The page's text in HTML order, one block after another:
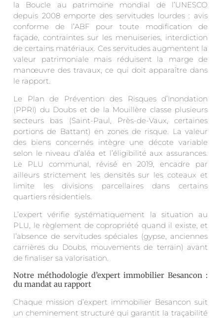
la Boucle au patrimoine mondial de l’UNESCO
depuis 2008 emporte des servitudes lourdes : avis
conforme de l’ABF pour toute modification de
façade, contraintes sur les menuiseries, interdiction
de certains matériaux. Ces servitudes augmentent la
valeur patrimoniale mais réduisent la marge de
manœuvre des travaux, ce qui doit apparaître dans
le rapport.
Le Plan de Prévention des Risques d’Inondation
(PPRI) du Doubs et de la Mouillère classe plusieurs
secteurs bas (Saint-Paul, Près-de-Vaux, certaines
portions de Battant) en zones de risque. La valeur
des biens concernés intègre une décote variable
selon le niveau d’aléa et l’éligibilité aux assurances.
Le PLU communal, révisé en 2019, encadre par
ailleurs strictement les densités sur les coteaux et
limite les divisions parcellaires dans certains
quartiers résidentiels.
L’expert vérifie systématiquement la situation au
PLU, le règlement de copropriété quand il existe, et
l’absence de servitudes spéciales (gypse, anciennes
carrières du Doubs, mouvements de terrain) avant
de finaliser sa valorisation.
Notre méthodologie d’expert immobilier Besancon :
du mandat au rapport
Chaque mission d’expert immobilier Besancon suit
un cheminement structuré qui garantit la traçabilité